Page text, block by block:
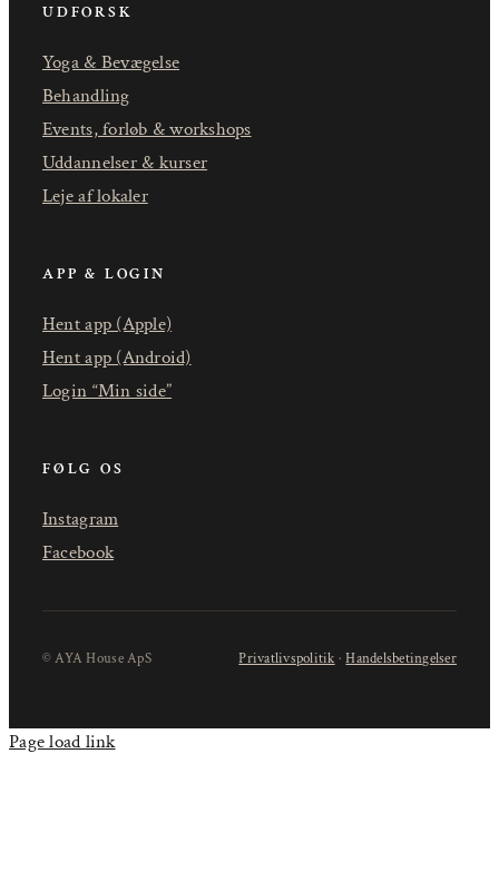
UDFORSK
Yoga & Bevægelse
Behandling
Events, forløb & workshops
Uddannelser & kurser
Leje af lokaler
APP & LOGIN
Hent app (Apple)
Hent app (Android)
Login “Min side”
FØLG OS
Instagram
Facebook
© AYA House ApS Privatlivspolitik ·Handelsbetingelser
Page load link